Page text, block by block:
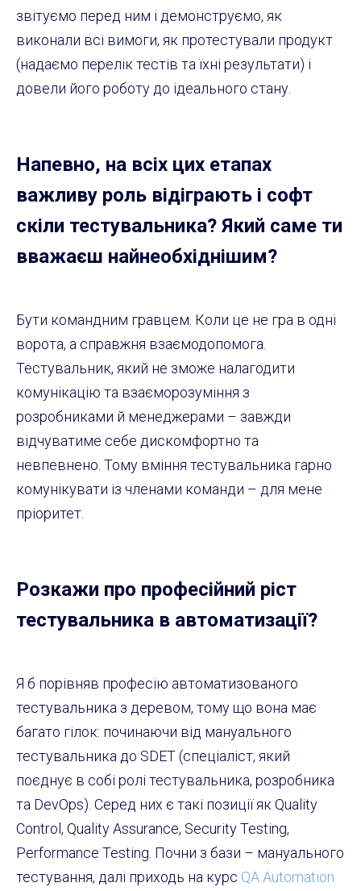
звітуємо перед ним і демонструємо, як
виконали всі вимоги, як протестували продукт
(надаємо перелік тестів та їхні результати) і
довели його роботу до ідеального стану.
Напевно, на всіх цих етапах
важливу роль відіграють і софт
скіли тестувальника? Який саме ти
вважаєш найнеобхіднішим?
Бути командним гравцем. Коли це не гра в одні
ворота, а справжня взаємодопомога.
Тестувальник, який не зможе налагодити
комунікацію та взаєморозуміння з
розробниками й менеджерами – завжди
відчуватиме себе дискомфортно та
невпевнено. Тому вміння тестувальника гарно
комунікувати із членами команди – для мене
пріоритет.
Розкажи про професійний ріст
тестувальника в автоматизації?
Я б порівняв професію автоматизованого
тестувальника з деревом, тому що вона має
багато гілок: починаючи від мануального
тестувальника до SDET (спеціаліст, який
поєднує в собі ролі тестувальника, розробника
та DevOps). Серед них є такі позиції як Quality
Control, Quality Assurance, Security Testing,
Performance Testing. Почни з бази – мануального
тестування, далі приходь на курс QA Automation